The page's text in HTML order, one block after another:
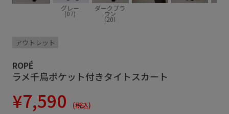
グレー
(07)
ダークブラ
ウン
(20)
アウトレット
ROPÉ
ラメ千鳥ポケット付きタイトスカート
¥7,590 (税込)